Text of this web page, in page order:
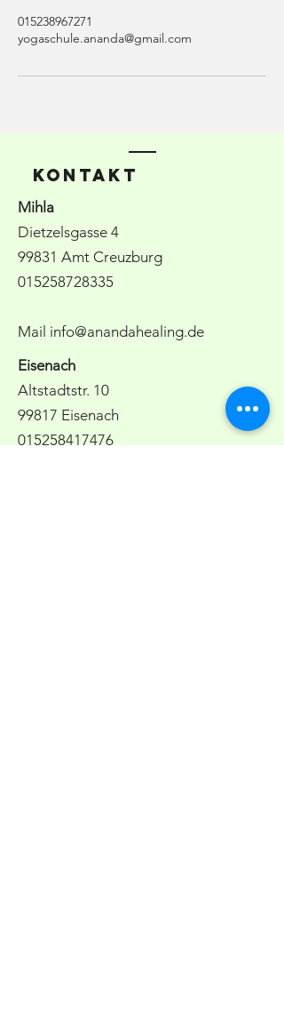
015238967271
yogaschule.ananda@gmail.com
KONTAKT
Mihla
Dietzelsgasse 4
99831 Amt Creuzburg
015258728335
Mail info@anandahealing.de
Eisenach
Altstadtstr. 10
99817 Eisenach
015258417476